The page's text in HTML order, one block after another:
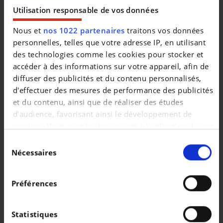
Utilisation responsable de vos données
Nous et nos 1022 partenaires traitons vos données
personnelles, telles que votre adresse IP, en utilisant
des technologies comme les cookies pour stocker et
accéder à des informations sur votre appareil, afin de
diffuser des publicités et du contenu personnalisés,
d'effectuer des mesures de performance des publicités
et du contenu, ainsi que de réaliser des études
d’audience, favorisant ainsi le développement de
services. Vous avez le choix quant à l'utilisation de vos
retirer votre consentement à tout moment en
consultant la Déclaration relative aux cookies ou en
Collecter des informations sur votre localisation
duNécessaires
Préférences
Statistiques
147.499 EUR 0 km
1.2i GT (EU6.4)